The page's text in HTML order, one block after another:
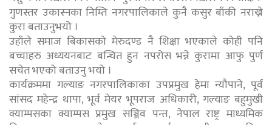
गुणस्तर उकास्नका निम्ति नगरपालिकाले कुनै कसुर बाँकी नराख्ने
कुरा बताउनुभयो ।
उहाँले समाज बिकासको मेरुदण्ड नै शिक्षा भएकाले कोही पनि
बच्चाहरु अध्ययनबाट बन्चित हुन नपरोस भन्ने कुरामा आफु पुर्ण
सचेत भएको बताउनु भयो ।
कार्यक्रममा गल्याङ नगरपालिकाका उपप्रमुख हेमा न्यौपाने, पूर्व
सांसद महेन्द्र थापा, भूर्व मेयर भूपराज अधिकारी, गल्याङ बहुमुखी
क्याम्पसका क्याम्पस प्रमुख सञ्जिव पन्त, नेपाल राष्ट्र माध्यमिक